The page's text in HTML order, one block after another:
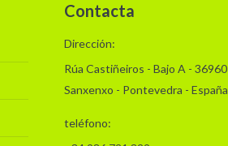
Contacta
Dirección:
Rúa Castiñeiros - Bajo A - 36960
Sanxenxo - Pontevedra - España
teléfono: